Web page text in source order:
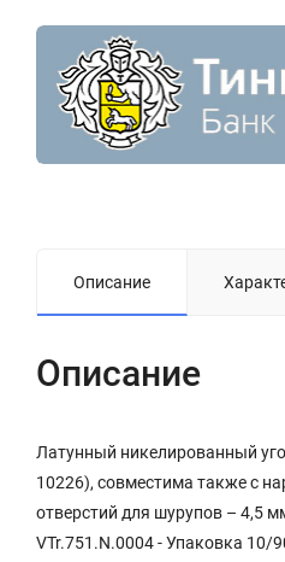
Описание
Описание
Латунный никелированный
10226), совместима также с
отверстий для шурупов – 4,5
VTr.751.N.0004 - Упаковка 10/